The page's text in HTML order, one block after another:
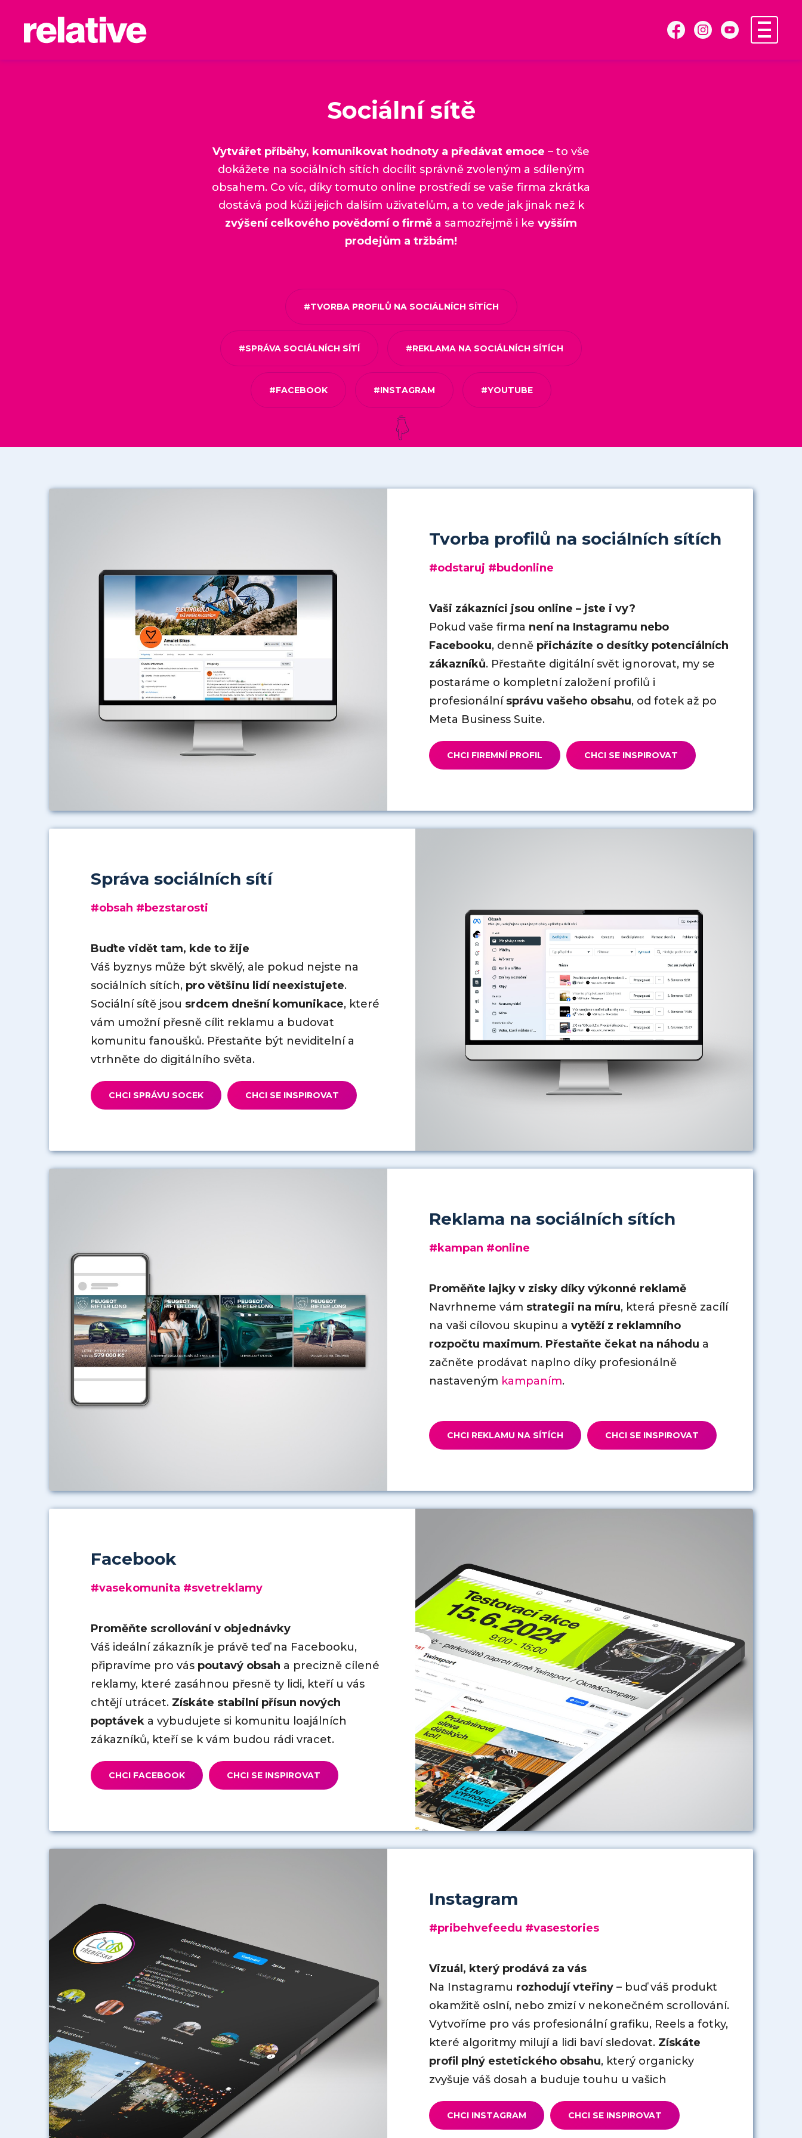
Sociální sítě
Vytvářet příběhy, komunikovat hodnoty a předávat emoce – to vše
dokážete na sociálních sítích docílit správně zvoleným a sdíleným
obsahem. Co víc, díky tomuto online prostředí se vaše firma zkrátka
dostává pod kůži jejich dalším uživatelům, a to vede jak jinak než k
zvýšení celkového povědomí o firmě a samozřejmě i ke vyšším
prodejům a tržbám!
#TVORBA PROFILŮ NA SOCIÁLNÍCH SÍTÍCH
#SPRÁVA SOCIÁLNÍCH SÍTÍ #REKLAMA NA SOCIÁLNÍCH SÍTÍCH
#FACEBOOK #INSTAGRAM #YOUTUBE
Tvorba profilů na sociálních sítích
#odstaruj #budonline
Vaši zákazníci jsou online – jste i vy?
Pokud vaše firma není na Instagramu nebo
Facebooku, denně přicházíte o desítky potenciálních
zákazníků. Přestaňte digitální svět ignorovat, my se
postaráme o kompletní založení profilů i
profesionální správu vašeho obsahu, od fotek až po
Meta Business Suite.
CHCI FIREMNÍ PROFIL CHCI SE INSPIROVAT
Správa sociálních sítí
#obsah #bezstarosti
Buďte vidět tam, kde to žije
Váš byznys může být skvělý, ale pokud nejste na
sociálních sítích, pro většinu lidí neexistujete.
Sociální sítě jsou srdcem dnešní komunikace, které
vám umožní přesně cílit reklamu a budovat
komunitu fanoušků. Přestaňte být neviditelní a
vtrhněte do digitálního světa.
CHCI SPRÁVU SOCEK CHCI SE INSPIROVAT
Reklama na sociálních sítích
#kampan #online
Proměňte lajky v zisky díky výkonné reklamě
Navrhneme vám strategii na míru, která přesně zacílí
na vaši cílovou skupinu a vytěží z reklamního
rozpočtu maximum. Přestaňte čekat na náhodu a
začněte prodávat naplno díky profesionálně
nastaveným kampaním.
CHCI REKLAMU NA SÍTÍCH CHCI SE INSPIROVAT
Facebook
#vasekomunita #svetreklamy
Proměňte scrollování v objednávky
Váš ideální zákazník je právě teď na Facebooku,
připravíme pro vás poutavý obsah a precizně cílené
reklamy, které zasáhnou přesně ty lidi, kteří u vás
chtějí utrácet. Získáte stabilní přísun nových
poptávek a vybudujete si komunitu loajálních
zákazníků, kteří se k vám budou rádi vracet.
CHCI FACEBOOK CHCI SE INSPIROVAT
Instagram
#pribehvefeedu #vasestories
Vizuál, který prodává za vás
Na Instagramu rozhodují vteřiny – buď váš produkt
okamžitě oslní, nebo zmizí v nekonečném scrollování.
Vytvoříme pro vás profesionální grafiku, Reels a fotky,
které algoritmy milují a lidi baví sledovat. Získáte
profil plný estetického obsahu, který organicky
zvyšuje váš dosah a buduje touhu u vašich
zákazníků.
CHCI INSTAGRAM CHCI SE INSPIROVAT